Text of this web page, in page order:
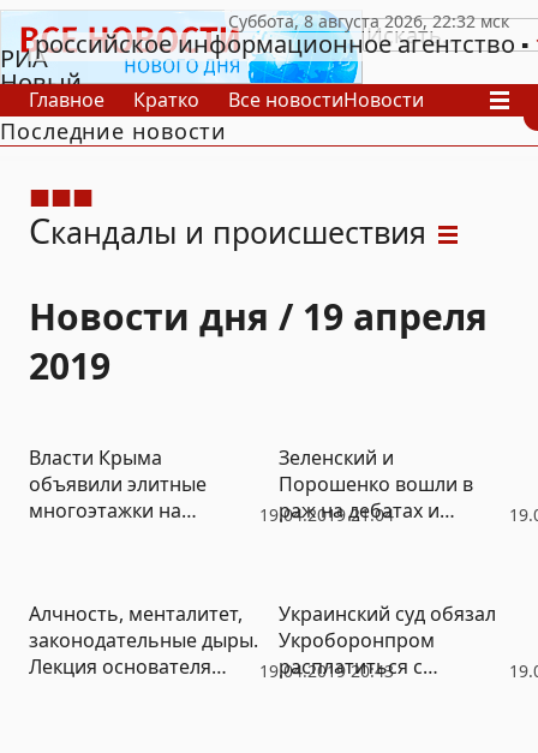
РИА
Новый
День
российское информационное агентство
Главное Кратко Все новостиНовости
В России
В мире
Последние новости
Скандалы и происшествия
Новости дня / 19 апреля
2019
19.04.2019 21:04
Власти Крыма
объявили элитные
многоэтажки на
Зеленский и
Порошенко вошли в
раж на дебатах и
19.04.2019 20:43
Алчность, менталитет,
законодательные дыры.
Лекция основателя
Украинский суд обязал
Укроборонпром
расплатиться с